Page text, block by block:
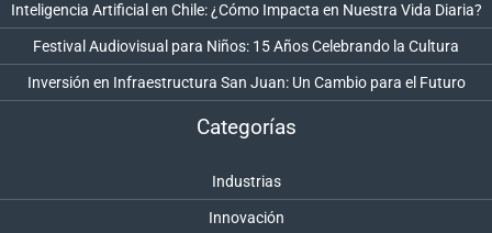
Inteligencia Artificial en Chile: ¿Cómo Impacta en Nuestra Vida Diaria?
Festival Audiovisual para Niños: 15 Años Celebrando la Cultura
Inversión en Infraestructura San Juan: Un Cambio para el Futuro
Categorías
Industrias
Innovación